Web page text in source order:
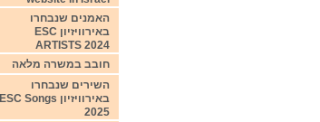
האמנים שנבחרו
באירוויזיון ESC
ARTISTS 2024
חובב במשרה מלאה
השירים שנבחרו
באירוויזיון ESC Songs
2025